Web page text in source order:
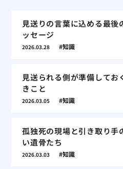
見送りの言葉に込める最後
ッセージ
2026.03.28 知識
見送られる側が準備してお
きこと
2026.03.05 知識
孤独死の現場と引き取り手
い遺骨たち
2026.03.03 知識